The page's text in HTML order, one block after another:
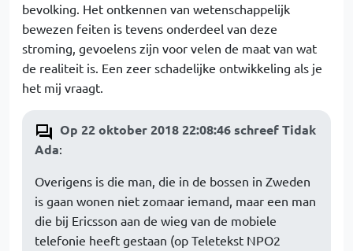
bevolking. Het ontkennen van wetenschappelijk
bewezen feiten is tevens onderdeel van deze
stroming, gevoelens zijn voor velen de maat van wat
de realiteit is. Een zeer schadelijke ontwikkeling als je
het mij vraagt.
Op 22 oktober 2018 22:08:46 schreef Tidak
Ada:
Overigens is die man, die in de bossen in Zweden
is gaan wonen niet zomaar iemand, maar een man
die bij Ericsson aan de wieg van de mobiele
telefonie heeft gestaan (op Teletekst NPO2